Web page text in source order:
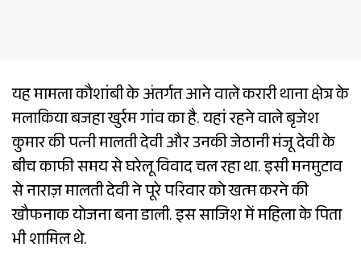
यह मामला कौशांबी के अंतर्गत आने वाले करारी थाना क्षेत्र के
मलाकिया बजहा खुर्रम गांव का है. यहां रहने वाले बृजेश
कुमार की पत्नी मालती देवी और उनकी जेठानी मंजू देवी के
बीच काफी समय से घरेलू विवाद चल रहा था. इसी मनमुटाव
से नाराज़ मालती देवी ने पूरे परिवार को खत्म करने की
खौफनाक योजना बना डाली. इस साजिश में महिला के पिता
भी शामिल थे.